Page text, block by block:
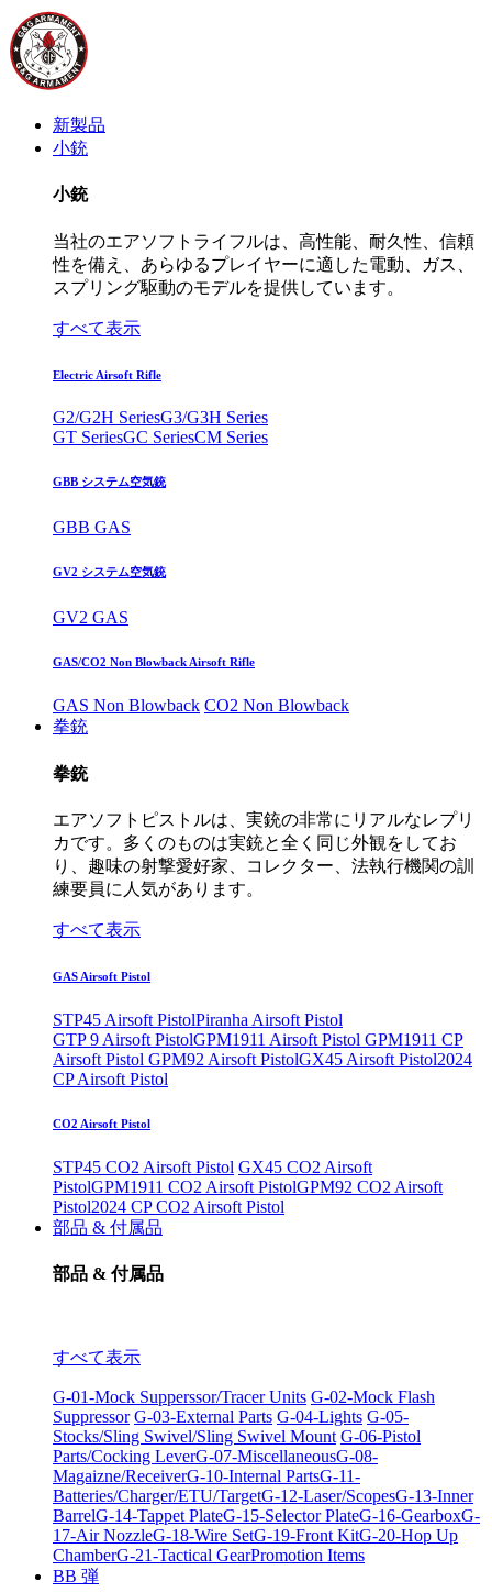
新製品
小銃
小銃
当社のエアソフトライフルは、高性能、耐久性、信頼
性を備え、あらゆるプレイヤーに適した電動、ガス、
スプリング駆動のモデルを提供しています。
すべて表示
Electric Airsoft Rifle
G2/G2H SeriesG3/G3H Series
GT SeriesGC SeriesCM Series
GBB システム空気銃
GBB GAS
GV2 システム空気銃
GV2 GAS
GAS/CO2 Non Blowback Airsoft Rifle
GAS Non Blowback CO2 Non Blowback
拳銃
拳銃
エアソフトピストルは、実銃の非常にリアルなレプリ
カです。多くのものは実銃と全く同じ外観をしてお
り、趣味の射撃愛好家、コレクター、法執行機関の訓
練要員に人気があります。
すべて表示
GAS Airsoft Pistol
STP45 Airsoft PistolPiranha Airsoft Pistol
GTP 9 Airsoft PistolGPM1911 Airsoft Pistol GPM1911 CP
Airsoft Pistol GPM92 Airsoft PistolGX45 Airsoft Pistol2024
CP Airsoft Pistol
CO2 Airsoft Pistol
STP45 CO2 Airsoft Pistol GX45 CO2 Airsoft
PistolGPM1911 CO2 Airsoft PistolGPM92 CO2 Airsoft
Pistol2024 CP CO2 Airsoft Pistol
部品 & 付属品
部品 & 付属品
すべて表示
G-01-Mock Supperssor/Tracer Units G-02-Mock Flash
Suppressor G-03-External Parts G-04-Lights G-05-
Stocks/Sling Swivel/Sling Swivel Mount G-06-Pistol
Parts/Cocking LeverG-07-MiscellaneousG-08-
Magaizne/ReceiverG-10-Internal PartsG-11-
Batteries/Charger/ETU/TargetG-12-Laser/ScopesG-13-Inner
BarrelG-14-Tappet PlateG-15-Selector PlateG-16-GearboxG-
17-Air NozzleG-18-Wire SetG-19-Front KitG-20-Hop Up
ChamberG-21-Tactical GearPromotion Items
BB 弾